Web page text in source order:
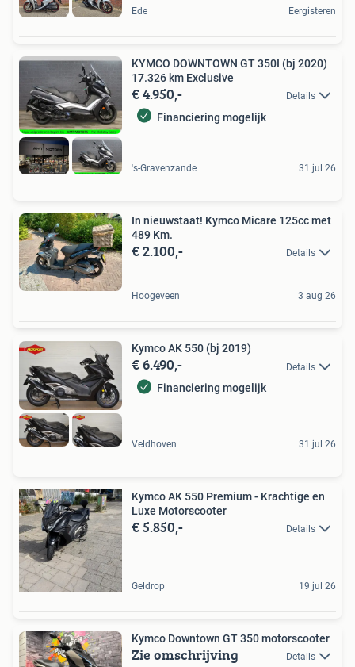
Ede Eergisteren
KYMCO DOWNTOWN GT 350I (bj 2020)
17.326 km Exclusive
€ 4.950,- Details
Financiering mogelijk
's-Gravenzande 31 jul 26
In nieuwstaat! Kymco Micare 125cc met
489 Km.
€ 2.100,- Details
Hoogeveen 3 aug 26
Kymco AK 550 (bj 2019)
€ 6.490,- Details
Financiering mogelijk
Veldhoven 31 jul 26
Kymco AK 550 Premium - Krachtige en
Luxe Motorscooter
€ 5.850,- Details
Geldrop 19 jul 26
Kymco Downtown GT 350 motorscooter
Zie omschrijving Details